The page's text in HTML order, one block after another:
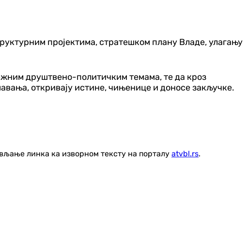
пројектима, стратешком плану Владе, улагању
друштвено-политичким темама, те да кроз
откривају истине, чињенице и доносе закључке.
линка ка изворном тексту на порталу atvbl.rs.